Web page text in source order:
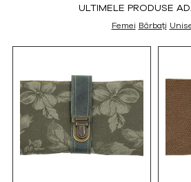
ULTIMELE PRODUSE
Femei Bărbați